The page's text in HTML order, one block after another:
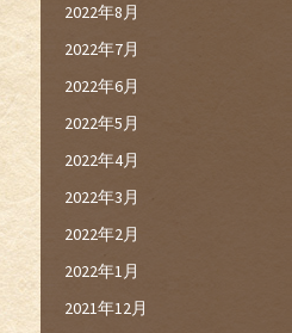
2022年8月
2022年7月
2022年6月
2022年5月
2022年4月
2022年3月
2022年2月
2022年1月
2021年12月